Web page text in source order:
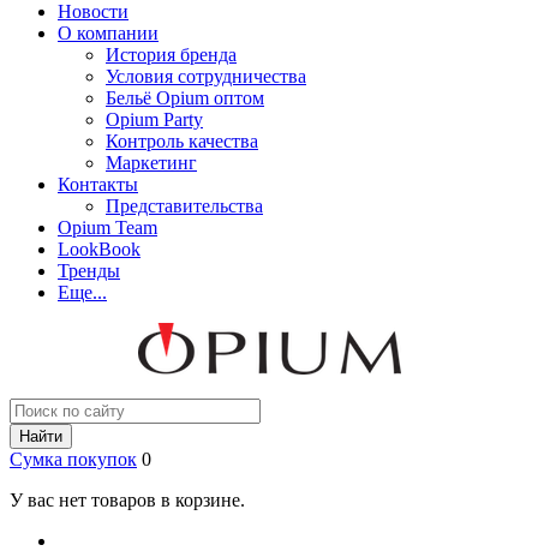
Новости
О компании
История бренда
Условия сотрудничества
Бельё Opium оптом
Opium Party
Контроль качества
Маркетинг
Контакты
Представительства
Opium Team
LookBook
Тренды
Еще...
Найти
Сумка покупок 0
У вас нет товаров в корзине.